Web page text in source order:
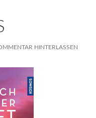
HINTERLASSEN